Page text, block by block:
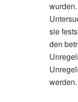
sie
den
werden.